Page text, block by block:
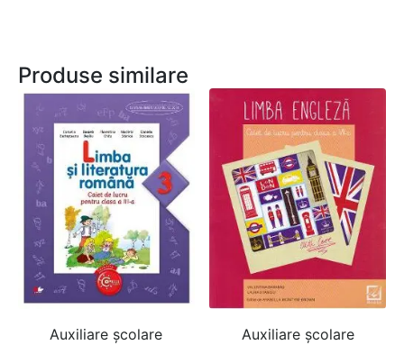
Produse similare
Auxiliare şcolare
Auxiliare şcolare